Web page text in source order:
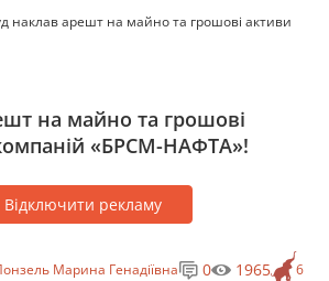
наклав арешт на майно та грошові активи
на майно та грошові
«БРСМ-НАФТА»!
Відключити рекламу
Марина Генадіївна 6
0 1965